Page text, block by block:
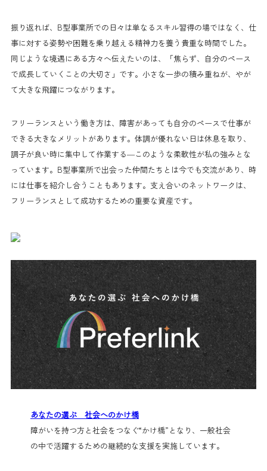
振り返れば、B型事業所での日々は単なるスキル習得の場ではなく、仕
事に対する姿勢や困難を乗り越える精神力を養う貴重な時間でした。
同じような境遇にある方々へ伝えたいのは、「焦らず、自分のペース
で成長していくことの大切さ」です。小さな一歩の積み重ねが、やが
て大きな飛躍につながります。
フリーランスという働き方は、障害があっても自分のペースで仕事が
できる大きなメリットがあります。体調が優れない日は休息を取り、
調子が良い時に集中して作業する—このような柔軟性が私の強みとな
っています。B型事業所で出会った仲間たちとは今でも交流があり、時
には仕事を紹介し合うこともあります。支え合いのネットワークは、
フリーランスとして成功するための重要な資産です。
あなたの選ぶ 社会へのかけ橋
障がいを持つ方と社会をつなぐ“かけ橋”となり、一般社会
の中で活躍するための継続的な支援を実施しています。